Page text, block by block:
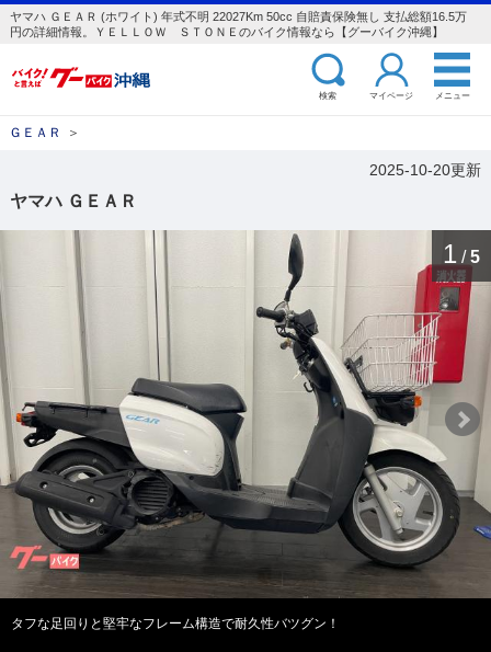
ヤマハ ＧＥＡＲ (ホワイト) 年式不明 22027Km 50cc 自賠責保険無し 支払総額16.5万
円の詳細情報。ＹＥＬＬＯＷ ＳＴＯＮＥのバイク情報なら【グーバイク沖縄】
検索 マイページ メニュー
ＧＥＡＲ ＞
2025-10-20更新
ヤマハ ＧＥＡＲ
1 / 5
タフな足回りと堅牢なフレーム構造で耐久性バツグン！